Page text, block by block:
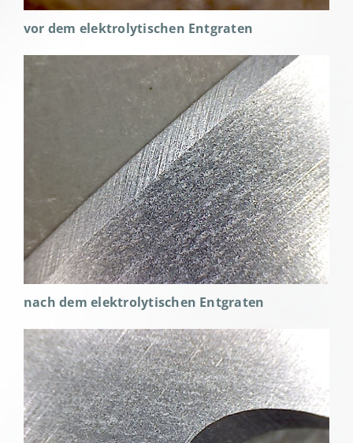
vor dem elektrolytischen Entgraten
nach dem elektrolytischen Entgraten